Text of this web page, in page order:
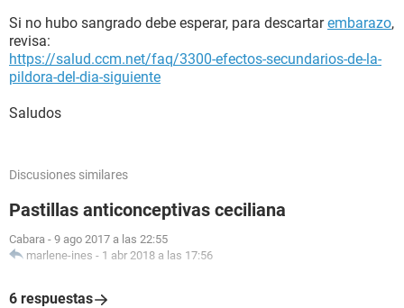
Si no hubo sangrado debe esperar, para descartarembarazo,
revisa:
https://salud.ccm.net/faq/3300-efectos-secundarios-de-la-
pildora-del-dia-siguiente
Saludos
Discusiones similares
Pastillas anticonceptivas ceciliana
Cabara - 9 ago 2017 a las 22:55
marlene-ines - 1 abr 2018 a las 17:56
6 respuestas